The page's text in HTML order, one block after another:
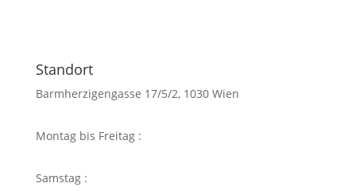
Standort
Barmherzigengasse 17/5/2, 1030 Wien
Montag bis Freitag :
Samstag :